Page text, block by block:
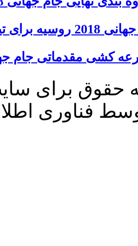
های آسیا
کشی مقدماتی جام
فناوری